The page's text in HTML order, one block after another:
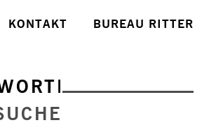
BUREAU RITTER
KONTAKT